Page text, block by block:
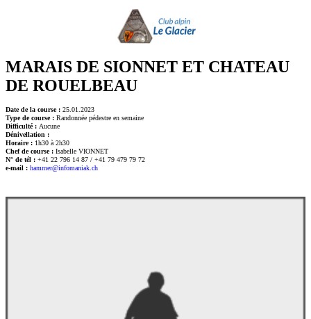
MARAIS DE SIONNET ET CHATEAU
DE ROUELBEAU
Date de la course : 25.01.2023
Type de course : Randonnée pédestre en semaine
Difficulté : Aucune
Dénivellation :
Horaire : 1h30 à 2h30
Chef de course : Isabelle VIONNET
N° de tél : +41 22 796 14 87 / +41 79 479 79 72
e-mail : hammer@infomaniak.ch